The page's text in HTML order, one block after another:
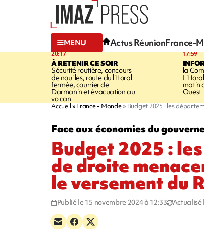
MENU Actus RéunionFrance-
20:17
À RETENIR CE SOIR
Sécurité routière, concours
de nouilles, route du littoral
fermée, courrier de
Darmanin et évacuation au
volcan
17:59
la
matin
Ouest
Accueil France - Monde Budget 2025 : les
Face aux économies du
Budget 2025 :
de droite
le versement du
Publié le 15 novembre 2024 à 12:33 Actualisé